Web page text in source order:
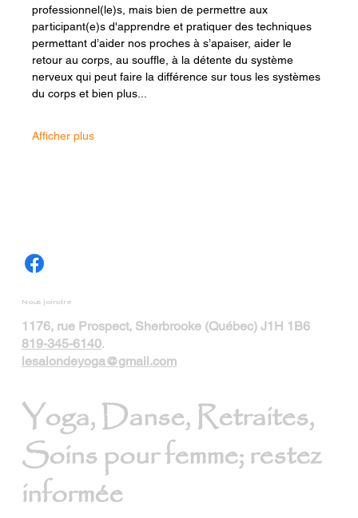
professionnel(le)s, mais bien de permettre aux
participant(e)s d'apprendre et pratiquer des techniques
permettant d’aider nos proches à s’apaiser, aider le
retour au corps, au souffle, à la détente du système
nerveux qui peut faire la différence sur tous les systèmes
du corps et bien plus...
Afficher plus
Nous joindre
1176, rue Prospect, Sherbrooke (Québec) J1H 1B6
819-345-6140.
lesalondeyoga@gmail.com
Yoga, Danse, Retraites,
Soins pour femme; restez
informée